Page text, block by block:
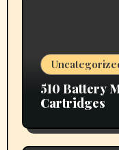
510 Battery
Cartridges